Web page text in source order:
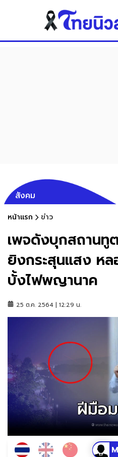
สังคม
หน้าแรก ข่าว
เพจดังบุกสถานทู
ยิงกระสุนแสง หล
บั้งไฟพญานาค
25 ต.ค. 2564 | 12:29 น.